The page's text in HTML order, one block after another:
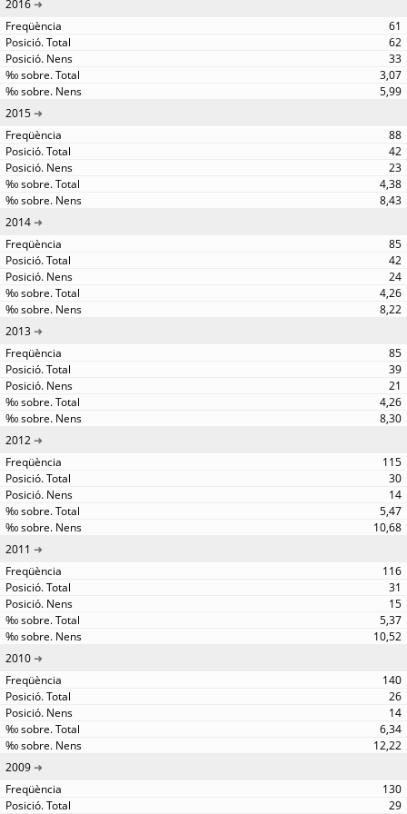
2016
61
62
33
3,07
5,99
2015
88
42
23
4,38
8,43
2014
85
42
24
4,26
8,22
2013
85
39
21
4,26
8,30
2012
115
30
14
5,47
10,68
2011
116
31
15
5,37
10,52
2010
140
26
14
6,34
12,22
2009
130
29